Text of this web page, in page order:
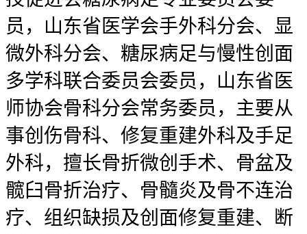
员，山东省医学会手外科分会、显
微外科分会、糖尿病足与慢性创面
多学科联合委员会委员，山东省医
师协会骨科分会常务委员，主要从
事创伤骨科、修复重建外科及手足
外科，擅长骨折微创手术、骨盆及
髋臼骨折治疗、骨髓炎及骨不连治
疗、组织缺损及创面修复重建、断